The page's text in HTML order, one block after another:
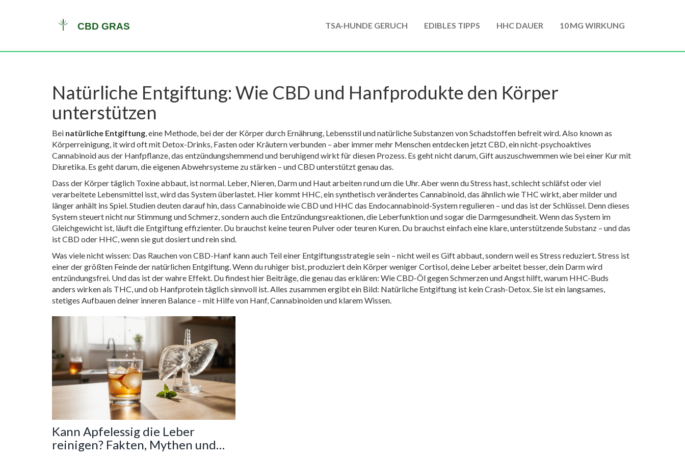
TSA-HUNDE GERUCH EDIBLES TIPPS HHC DAUER 10 MG WIRKUNG
Natürliche Entgiftung: Wie CBD und Hanfprodukte den Körper
unterstützen
Bei natürliche Entgiftung,eine Methode, bei der der Körper durch Ernährung, Lebensstil und natürliche Substanzen von Schadstoffen befreit wird. Also known as
Körperreinigung, it wird oft mit Detox-Drinks, Fasten oder Kräutern verbunden – aber immer mehr Menschen entdecken jetztCBD,ein nicht-psychoaktives
Cannabinoid aus der Hanfpflanze, das entzündungshemmend und beruhigend wirktfür diesen Prozess. Es geht nicht darum, Gift auszuschwemmen wie bei einer Kur mit
Diuretika. Es geht darum, die eigenen Abwehrsysteme zu stärken – und CBD unterstützt genau das.
Dass der Körper täglich Toxine abbaut, ist normal. Leber, Nieren, Darm und Haut arbeiten rund um die Uhr. Aber wenn du Stress hast, schlecht schläfst oder viel
verarbeitete Lebensmittel isst, wird das System überlastet. Hier kommt HHC,ein synthetisch verändertes Cannabinoid, das ähnlich wie THC wirkt, aber milder und
länger anhält ins Spiel. Studien deuten darauf hin, dass Cannabinoide wie CBD und HHC das Endocannabinoid-System regulieren – und das ist der Schlüssel. Denn dieses
System steuert nicht nur Stimmung und Schmerz, sondern auch die Entzündungsreaktionen, die Leberfunktion und sogar die Darmgesundheit. Wenn das System im
Gleichgewicht ist, läuft die Entgiftung effizienter. Du brauchst keine teuren Pulver oder teuren Kuren. Du brauchst einfach eine klare, unterstützende Substanz – und das
ist CBD oder HHC, wenn sie gut dosiert und rein sind.
Was viele nicht wissen: Das Rauchen von CBD-Hanf kann auch Teil einer Entgiftungsstrategie sein – nicht weil es Gift abbaut, sondern weil es Stress reduziert. Stress ist
einer der größten Feinde der natürlichen Entgiftung. Wenn du ruhiger bist, produziert dein Körper weniger Cortisol, deine Leber arbeitet besser, dein Darm wird
entzündungsfrei. Und das ist der wahre Effekt. Du findest hier Beiträge, die genau das erklären: Wie CBD-Öl gegen Schmerzen und Angst hilft, warum HHC-Buds
anders wirken als THC, und ob Hanfprotein täglich sinnvoll ist. Alles zusammen ergibt ein Bild: Natürliche Entgiftung ist kein Crash-Detox. Sie ist ein langsames,
stetiges Aufbauen deiner inneren Balance – mit Hilfe von Hanf, Cannabinoiden und klarem Wissen.
Kann Apfelessig die Leber
reinigen? Fakten, Mythen und